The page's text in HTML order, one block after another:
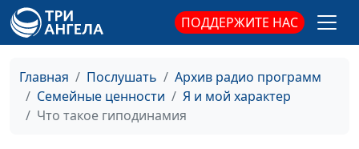
ПОДДЕРЖИТЕ НАС
Главная Послушать
Архив радио программ
Семейные ценности
Я и мой характер
Что такое гиподинамия
чем опасен
нарциссизм
Айгуль Иншакова,
психолог
Как личностный рост
влияет на жизнь
Юлия Синицына,
Айгуль Иншакова,
психолог
#355